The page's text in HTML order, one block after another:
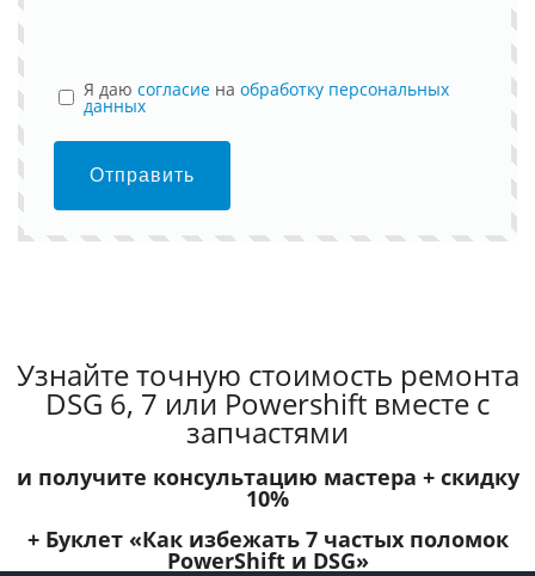
Я даюсогласие наобработку персональных
данных
Отправить
Узнайте точную стоимость ремонта
DSG 6, 7 или Powershift вместе с
запчастями
и получите консультацию мастера + скидку
10%
+ Буклет «Как избежать 7 частых поломок
PowerShift и DSG»